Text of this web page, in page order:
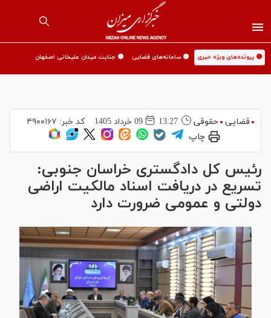
🟡 پرونده‌های ویژه خبری 🟡 سامانه‌های قضایی 🟡 جنایت میدان علیخانی اصفهان
قضایی حقوقی 13:27 09 خرداد 1405 کد خبر: ۴۹۰۰۱۶۷
چاپ
رئیس کل دادگستری خراسان جنوبی:
تسریع در دریافت اسناد مالکیت اراضی
دولتی و عمومی ضرورت دارد